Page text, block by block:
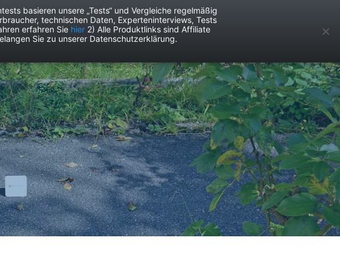
Heimwerken Services
basieren unsere „Tests“ und Vergleiche regelmäßig
technischen Daten, Experteninterviews, Tests
erfahren Sie hier 2) Alle Produktlinks sind Affiliate
Sie zu unserer Datenschutzerklärung.